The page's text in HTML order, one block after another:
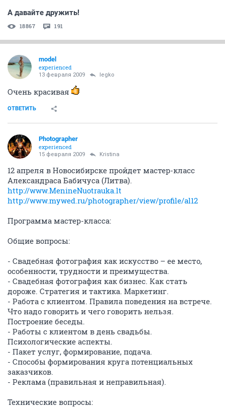
А давайте дружить!
18867 191
model
experienced
13 февраля 2009 legko
Очень красивая
ОТВЕТИТЬ
Photographer
experienced
15 февраля 2009 Kristina
12 апреля в Новосибирске пройдет мастер-класс
Александраса Бабичуса (Литва).
http://www.MenineNuotrauka.lt
http://www.mywed.ru/photographer/view/profile/al12
Программа мастер-класса:
Общие вопросы:
- Свадебная фотография как искусство – ее место,
особенности, трудности и преимущества.
- Свадебная фотография как бизнес. Как стать
дороже. Стратегия и тактика. Маркетинг.
- Работа с клиентом. Правила поведения на встрече.
Что надо говорить и чего говорить нельзя.
Построение беседы.
- Работы с клиентом в день свадьбы.
Психологические аспекты.
- Пакет услуг, формирование, подача.
- Способы формирования круга потенциальных
заказчиков.
- Реклама (правильная и неправильная).
Технические вопросы: